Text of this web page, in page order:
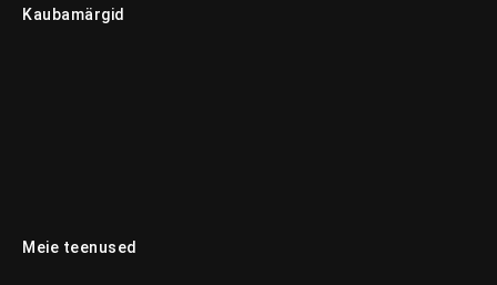
Kaubamärgid
Meie teenused